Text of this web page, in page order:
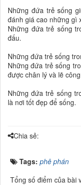
Những đứa trẻ sống
đánh giá cao những gì
Những đứa trẻ sống
đấu.
Những đứa trẻ sống
Những đứa trẻ sống
được chân lý và lẽ
Những đứa trẻ sống
là nơi tốt đẹp để sống.
Chia sẻ:
Tags: phê phán
Tổng số điểm của bài